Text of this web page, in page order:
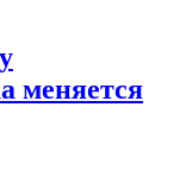
меняется